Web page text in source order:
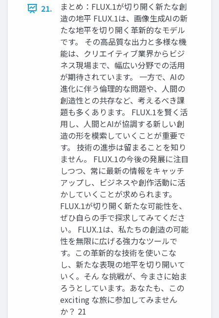
21.
まとめ：FLUX.1が切り開く新たな創
造の地平 FLUX.1は、画像生成AIの新
たな地平を切り開く革新的なモデル
です。 その高品質な出力と多様な機
能は、クリエイティブ業界からビジ
ネス現場まで、幅広い分野での活用
が期待されています。 一方で、AIの
進化に伴う倫理的な問題や、人間の
創造性との共存など、考えるべき課
題も多くあります。 FLUX.1を賢く活
用し、人間とAIが協調する新しい創
造の形を模索していくことが重要で
す。 技術の進歩は留まることを知り
ません。 FLUX.1の今後の発展に注目
しつつ、常に最新の情報をキャッチ
アップし、ビジネスや創作活動に活
かしていくことが求められます。
FLUX.1が切り開く新たな可能性を、
ぜひ自らの手で探求してみてくださ
い。 FLUX.1は、私たちの創造の可能
性を無限に広げる強力なツールで
す。この革新的な技術を使いこな
し、新たな表現の地平を切り開いて
いく。そん な挑戦が、今まさに始ま
ろうとしています。あなたも、この
exciting な旅に参加してみません
か？ 21